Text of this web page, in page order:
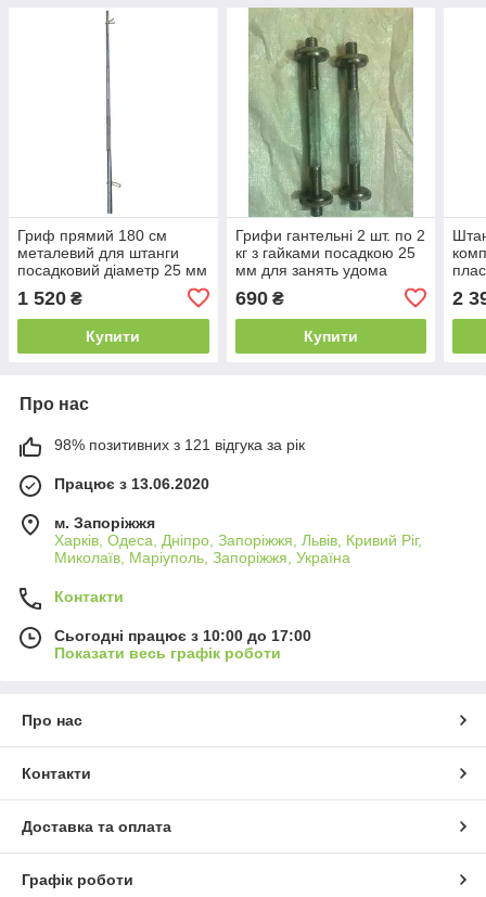
Гриф прямий 180 см
металевий для штанги
посадковий діаметр 25 мм
1 520 ₴
Купити
Грифи гантельні 2 шт. по 2
кг з гайками посадкою 25
мм для занять удома
комплект) B_3813
690₴
Купити
2
Про нас
98% позитивних з 121 відгука за рік
Працює з 13.06.2020
м. Запоріжжя
Харків, Одеса, Дніпро, Запоріжжя, Львів, Кривий Ріг,
Миколаїв, Маріуполь, Запоріжжя, Україна
Контакти
Сьогодні працює з 10:00 до 17:00
Показати весь графік роботи
Про нас
Контакти
Доставка та оплата
Графік роботи